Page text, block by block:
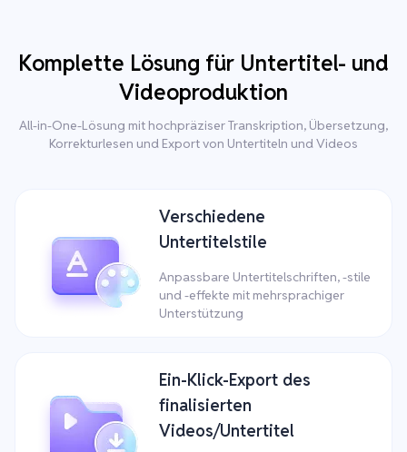
Komplette Lösung für Untertitel- und
Videoproduktion
All-in-One-Lösung mit hochpräziser Transkription, Übersetzung,
Korrekturlesen und Export von Untertiteln und Videos
Verschiedene
Untertitelstile
Anpassbare Untertitelschriften, -stile
und -effekte mit mehrsprachiger
Unterstützung
Ein-Klick-Export des
finalisierten
Videos/Untertitel